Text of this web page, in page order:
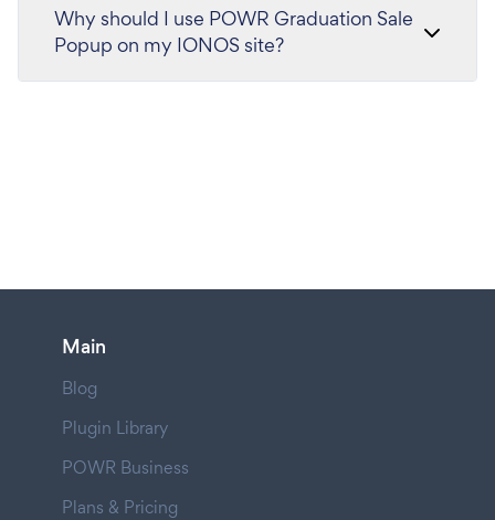
Why should I use POWR Graduation Sale
Popup on my IONOS site?
Main
Blog
Plugin Library
POWR Business
Plans & Pricing